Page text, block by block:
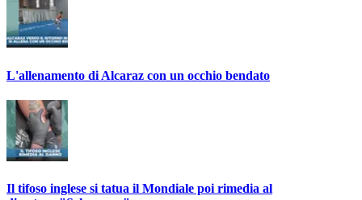
L'allenamento di Alcaraz con un occhio bendato
Il tifoso inglese si tatua il Mondiale poi rimedia al